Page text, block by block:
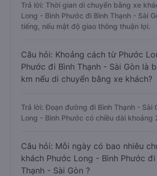
Trả lời: Thời gian di chuyển bằng xe
Long - Bình Phước đi Bình Thạnh - Sài
tiếng, nếu mật độ giao thông thuận lợi.
Câu hỏi: Khoảng cách từ Phước
Phước đi Bình Thạnh - Sài Gòn là
km nếu di chuyển bằng xe khách?
Trả lời: Đoạn đường đi Bình Thạnh - Sài
Long - Bình Phước có chiều dài khoảng
Câu hỏi: Mỗi ngày có bao nhiêu
khách Phước Long - Bình Phước đi
Thạnh - Sài Gòn ?